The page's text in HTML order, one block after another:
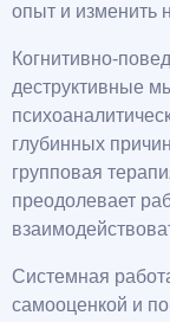
опыт и изменить
Когнитивно-
деструктивные
глубинных
групповая
преодолевает
Системная
самооценкой и